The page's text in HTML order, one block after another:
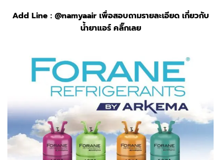
Add Line : @namyaairเพื่อสอบถามรายละเอียด เกี่ยวกับ
น้ำยาแอร์ คลิ๊กเลย